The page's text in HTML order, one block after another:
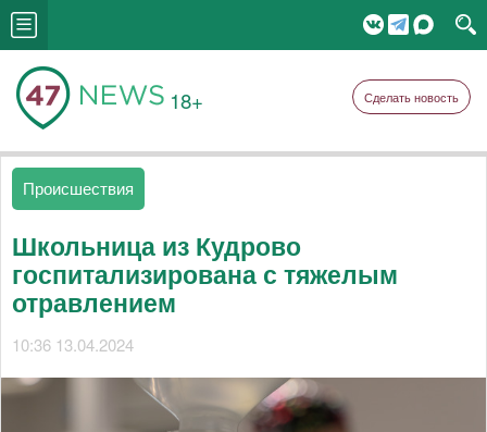
18+ Сделать новость
Происшествия
Школьница из Кудрово
госпитализирована с тяжелым
отравлением
10:36 13.04.2024